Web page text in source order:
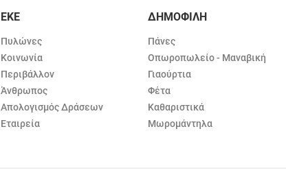
ΕΚΕ
Πυλώνες
Κοινωνία
Περιβάλλον
Άνθρωπος
Απολογισμός Δράσεων
Εταιρεία
ΔΗΜΟΦΙΛΗ
Πάνες
Οπωροπωλείο - Μαναβική
Γιαούρτια
Φέτα
Καθαριστικά
Μωρομάντηλα